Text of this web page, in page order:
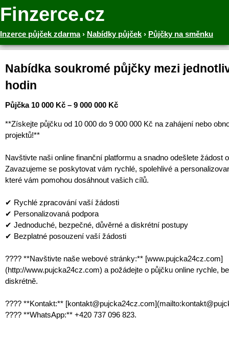
Finzerce.cz
Inzerce půjček zdarma› Nabídky půjček › Půjčky na směnku
Nabídka soukromé půjčky mezi
hodin
Půjčka 10 000 Kč – 9 000 000 Kč
**Získejte půjčku od 10 000 do 9 000 000 Kč na zahájení nebo
projektů!**
Navštivte naši online finanční platformu a snadno odešlete žádost
Zavazujeme se poskytovat vám rychlé, spolehlivé a
které vám pomohou dosáhnout vašich cílů.
✔ Rychlé zpracování vaší žádosti
✔ Personalizovaná podpora
✔ Jednoduché, bezpečné, důvěrné a diskrétní postupy
✔ Bezplatné posouzení vaší žádosti
???? **Navštivte naše webové stránky:** [www.pujcka24cz.com]
(http://www.pujcka24cz.com) a požádejte o půjčku online rychle,
diskrétně.
???? **Kontakt:**
???? **WhatsApp:** +420 737 096 823.